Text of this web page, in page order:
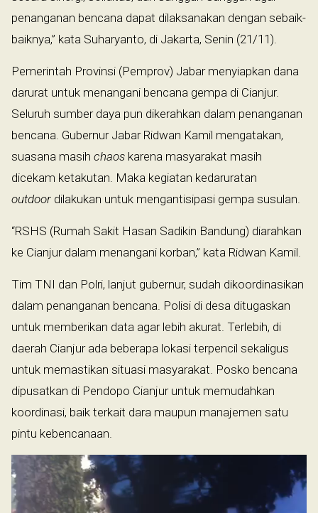
penanganan bencana dapat dilaksanakan dengan sebaik-
baiknya,” kata Suharyanto, di Jakarta, Senin (21/11).
Pemerintah Provinsi (Pemprov) Jabar menyiapkan dana
darurat untuk menangani bencana gempa di Cianjur.
Seluruh sumber daya pun dikerahkan dalam penanganan
bencana. Gubernur Jabar Ridwan Kamil mengatakan,
suasana masih chaos karena masyarakat masih
dicekam ketakutan. Maka kegiatan kedaruratan
outdoor dilakukan untuk mengantisipasi gempa susulan.
“RSHS (Rumah Sakit Hasan Sadikin Bandung) diarahkan
ke Cianjur dalam menangani korban,” kata Ridwan Kamil.
Tim TNI dan Polri, lanjut gubernur, sudah dikoordinasikan
dalam penanganan bencana. Polisi di desa ditugaskan
untuk memberikan data agar lebih akurat. Terlebih, di
daerah Cianjur ada beberapa lokasi terpencil sekaligus
untuk memastikan situasi masyarakat. Posko bencana
dipusatkan di Pendopo Cianjur untuk memudahkan
koordinasi, baik terkait dara maupun manajemen satu
pintu kebencanaan.